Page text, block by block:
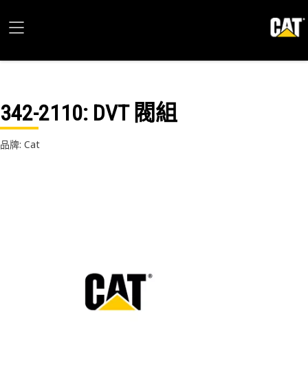
342-2110: DVT 閥組
品牌: Cat